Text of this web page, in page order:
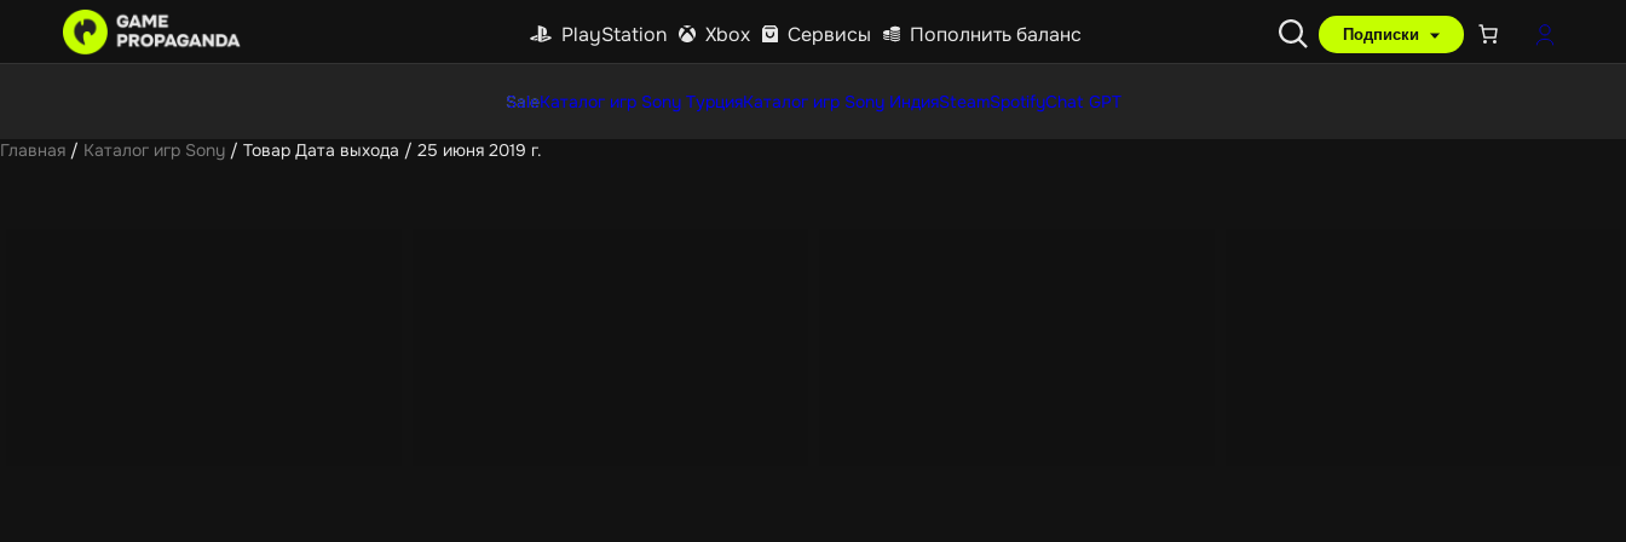
PlayStation Xbox Сервисы Пополнить баланс Подписки
SaleКаталог игр Sony ТурцияКаталог игр Sony ИндияSteamSpotifyChat GPT
Главная / Каталог игр Sony / Товар Дата выхода / 25 июня 2019 г.